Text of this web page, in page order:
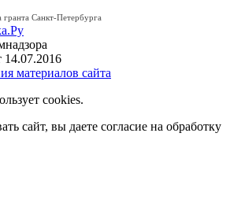
гранта Санкт-Петербурга
материалов сайта
cookies.
сайт, вы даете согласие на обработку